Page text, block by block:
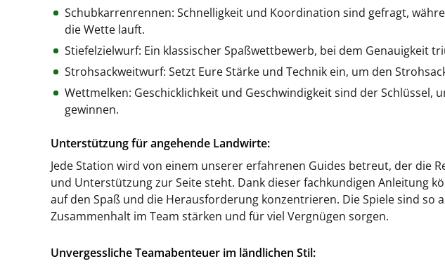
Schubkarrenrennen: Schnelligkeit und Koordination sind gefragt,
die Wette lauft.
Stiefelzielwurf: Ein klassischer Spaßwettbewerb, bei dem Genauigkeit
Strohsackweitwurf: Setzt Eure Stärke und Technik ein, um den
Wettmelken: Geschicklichkeit und Geschwindigkeit sind der Schlüssel,
gewinnen.
Unterstützung für angehende Landwirte:
Jede Station wird von einem unserer erfahrenen Guides betreut, der die
und Unterstützung zur Seite steht. Dank dieser fachkundigen Anleitung
auf den Spaß und die Herausforderung konzentrieren. Die Spiele sind so
Zusammenhalt im Team stärken und für viel Vergnügen sorgen.
Unvergessliche Teamabenteuer im ländlichen Stil: